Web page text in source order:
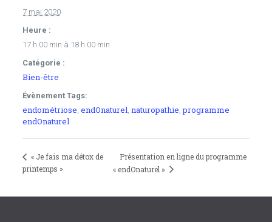
7 mai 2020
Heure :
17 h 00 min à 18 h 00 min
Catégorie :
Bien-être
Évènement Tags:
endométriose endOnaturel naturopathie ,programme
endOnaturel
« Je fais ma détox de
printemps »
Présentation en ligne du programme
« endOnaturel »